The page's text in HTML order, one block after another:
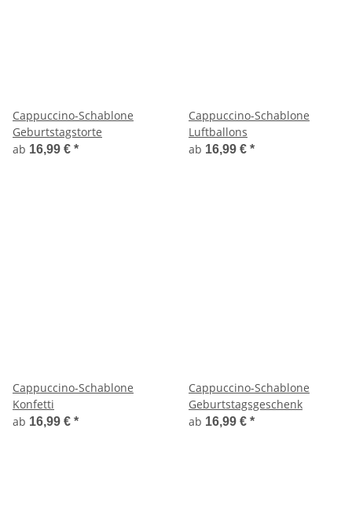
Cappuccino-Schablone
Geburtstagstorte
ab 16,99 € *
Cappuccino-Schablone
Luftballons
ab 16,99 € *
Cappuccino-Schablone
Konfetti
ab 16,99 € *
Cappuccino-Schablone
Geburtstagsgeschenk
ab 16,99 € *